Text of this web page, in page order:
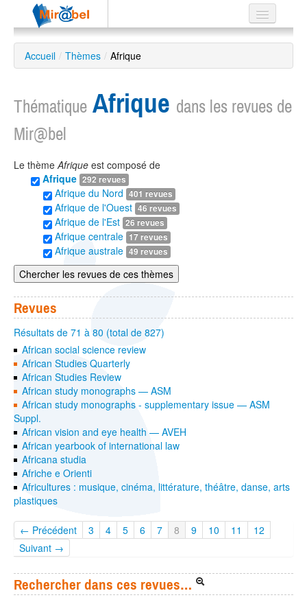
Le réseau
Soutien
Recherche
avancée
?
Accueil / Thèmes / Afrique
Thématique Afrique dans les revues de
Mir@bel
Le thèmeAfrique est composé de
Afrique 292 revues
Afrique du Nord 401 revues
Afrique de l'Ouest 46 revues
Afrique de l'Est 26 revues
Afrique centrale 17 revues
Afrique australe 49 revues
Chercher les revues de ces thèmes
Revues
Résultats de 71 à 80 (total de 827)
African social science review
African Studies Quarterly
African Studies Review
African study monographs — ASM
African study monographs - supplementary issue — ASM
Suppl.
African vision and eye health — AVEH
African yearbook of international law
Africana studia
Afriche e Orienti
Africultures : musique, cinéma, littérature, théâtre, danse, arts
plastiques
← Précédent 3 4 5 6 7 8 9 10 11
12
Suivant →
Rechercher dans ces revues…